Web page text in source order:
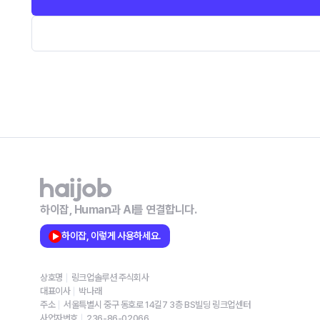
하이잡, Human과 AI를 연결합니다.
하이잡, 이렇게 사용하세요.
상호명
링크업솔루션 주식회사
대표이사
박나래
주소
서울특별시 중구 동호로 14길7 3층 BS빌딩 링크업센터